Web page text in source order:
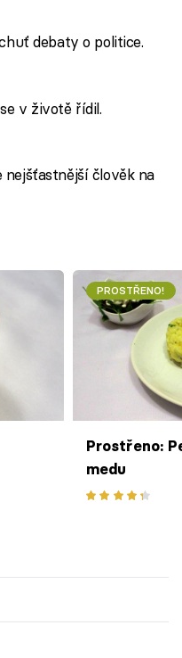
debaty o politice.
v životě řídil.
člověk na
PROSTŘENO!
Prostřeno:
medu